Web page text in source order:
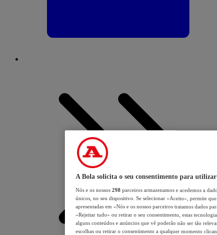
A Bola solicita o seu consentimento para utilizar
Nós e os nossos 298 parceiros armazenamos e acedemos a
únicos, no seu dispositivo. Se selecionar «Aceito», permite
apresentadas em «Nós e os nossos parceiros tratamos dados
«Rejeitar tudo» ou retirar o seu consentimento, estas
alguns conteúdos e anúncios que vê poderão não ser tão
escolhas ou retirar o consentimento a qualquer momento